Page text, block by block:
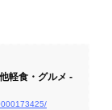
軽食・グルメ -